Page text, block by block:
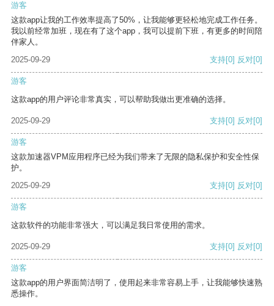
游客
这款app让我的工作效率提高了50%，让我能够更轻松地完成工作任务。
我以前经常加班，现在有了这个app，我可以提前下班，有更多的时间陪
伴家人。
2025-09-29
支持[0] 反对[0]
游客
这款app的用户评论非常真实，可以帮助我做出更准确的选择。
2025-09-29 支持[0] 反对[0]
游客
这款加速器VPM应用程序已经为我们带来了无限的隐私保护和安全性保
护。
2025-09-29
支持[0] 反对[0]
游客
这款软件的功能非常强大，可以满足我日常使用的需求。
2025-09-29 支持[0] 反对[0]
游客
这款app的用户界面简洁明了，使用起来非常容易上手，让我能够快速熟
悉操作。